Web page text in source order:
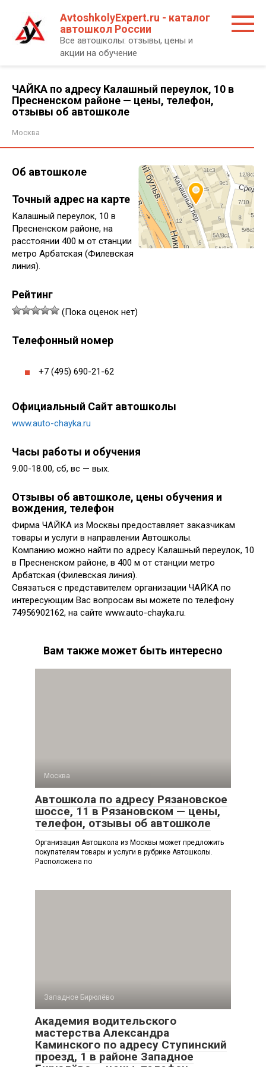
контенту
AvtoshkolyExpert.ru - каталог
автошкол России
Все автошколы: отзывы, цены и
акции на обучение
ЧАЙКА по адресу Калашный переулок, 10 в
Пресненском районе — цены, телефон,
отзывы об автошколе
Москва
Об автошколе
Точный адрес на карте
Калашный переулок, 10 в
Пресненском районе, на
расстоянии 400 м от станции
метро Арбатская (Филевская
линия).
Рейтинг
(Пока оценок нет)
Телефонный номер
+7 (495) 690-21-62
Официальный Сайт автошколы
www.auto-chayka.ru
Часы работы и обучения
9.00-18.00, сб, вс — вых.
Отзывы об автошколе, цены обучения и
вождения, телефон
Фирма ЧАЙКА из Москвы предоставляет заказчикам
товары и услуги в направлении Автошколы.
Компанию можно найти по адресу Калашный переулок, 10
в Пресненском районе, в 400 м от станции метро
Арбатская (Филевская линия).
Связаться с представителем организации ЧАЙКА по
интересующим Вас вопросам вы можете по телефону
74956902162, на сайте www.auto-chayka.ru.
Вам также может быть интересно
Москва
Автошкола по адресу Рязановское
шоссе, 11 в Рязановском — цены,
телефон, отзывы об автошколе
Организация Автошкола из Москвы может предложить
покупателям товары и услуги в рубрике Автошколы.
Расположена по
Западное Бирюлёво
Академия водительского
мастерства Александра
Каминского по адресу Ступинский
проезд, 1 в районе Западное